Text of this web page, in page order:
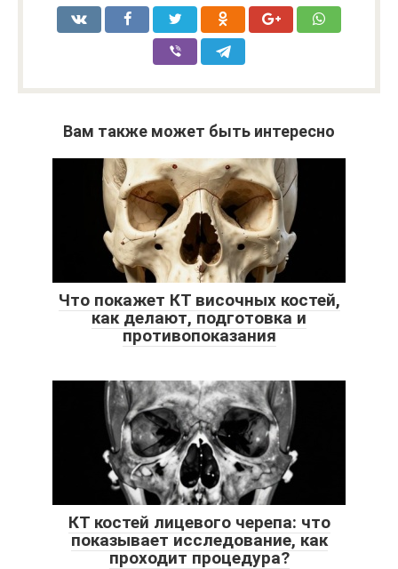
Вам также может быть интересно
Что покажет КТ височных костей,
как делают, подготовка и
противопоказания
КТ костей лицевого черепа: что
показывает исследование, как
проходит процедура?